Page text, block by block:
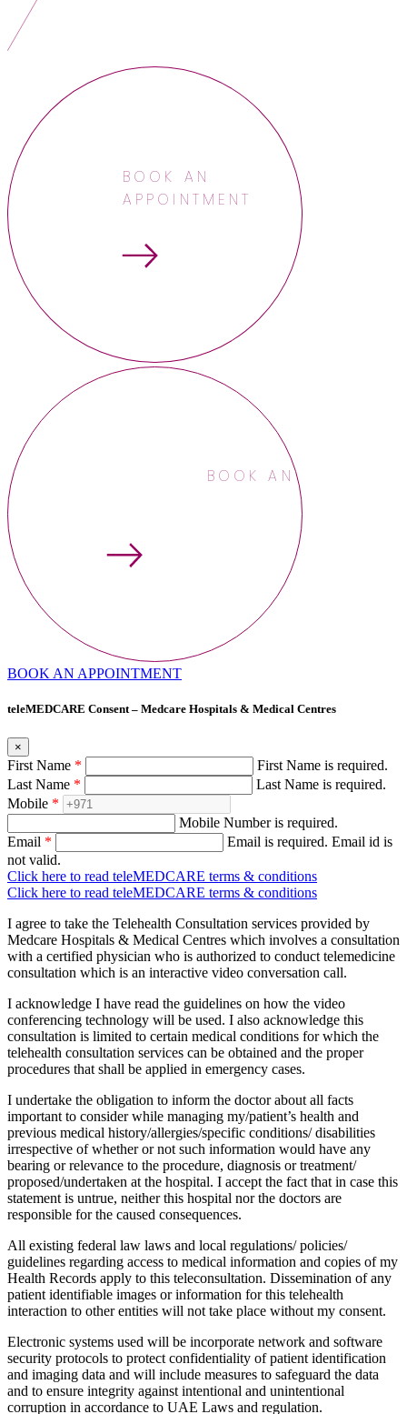
BOOK AN
APPOINTMENT
BOOK AN
BOOK AN APPOINTMENT
teleMEDCARE Consent – Medcare Hospitals & Medical Centres
×
First Name *
First Name is required.
Last Name *
Last Name is required.
Mobile *
Mobile Number is required.
Email * Email is required. Email id is
not valid.
Click here to read teleMEDCARE terms & conditions
Click here to read teleMEDCARE terms & conditions
I agree to take the Telehealth Consultation services provided by
Medcare Hospitals & Medical Centres which involves a consultation
with a certified physician who is authorized to conduct telemedicine
consultation which is an interactive video conversation call.
I acknowledge I have read the guidelines on how the video
conferencing technology will be used. I also acknowledge this
consultation is limited to certain medical conditions for which the
telehealth consultation services can be obtained and the proper
procedures that shall be applied in emergency cases.
I undertake the obligation to inform the doctor about all facts
important to consider while managing my/patient’s health and
previous medical history/allergies/specific conditions/ disabilities
irrespective of whether or not such information would have any
bearing or relevance to the procedure, diagnosis or treatment/
proposed/undertaken at the hospital. I accept the fact that in case this
statement is untrue, neither this hospital nor the doctors are
responsible for the caused consequences.
All existing federal law laws and local regulations/ policies/
guidelines regarding access to medical information and copies of my
Health Records apply to this teleconsultation. Dissemination of any
patient identifiable images or information for this telehealth
interaction to other entities will not take place without my consent.
Electronic systems used will be incorporate network and software
security protocols to protect confidentiality of patient identification
and imaging data and will include measures to safeguard the data
and to ensure integrity against intentional and unintentional
corruption in accordance to UAE Laws and regulation.